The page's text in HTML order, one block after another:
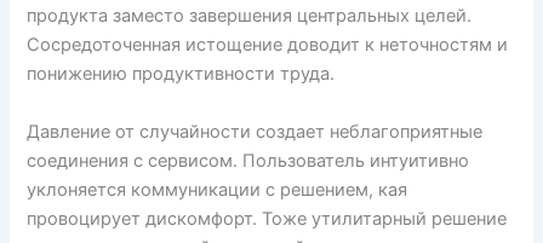
продукта заместо завершения центральных целей.
Сосредоточенная истощение доводит к неточностям и
понижению продуктивности труда.
Давление от случайности создает неблагоприятные
соединения с сервисом. Пользователь интуитивно
уклоняется коммуникации с решением, кая
провоцирует дискомфорт. Тоже утилитарный решение